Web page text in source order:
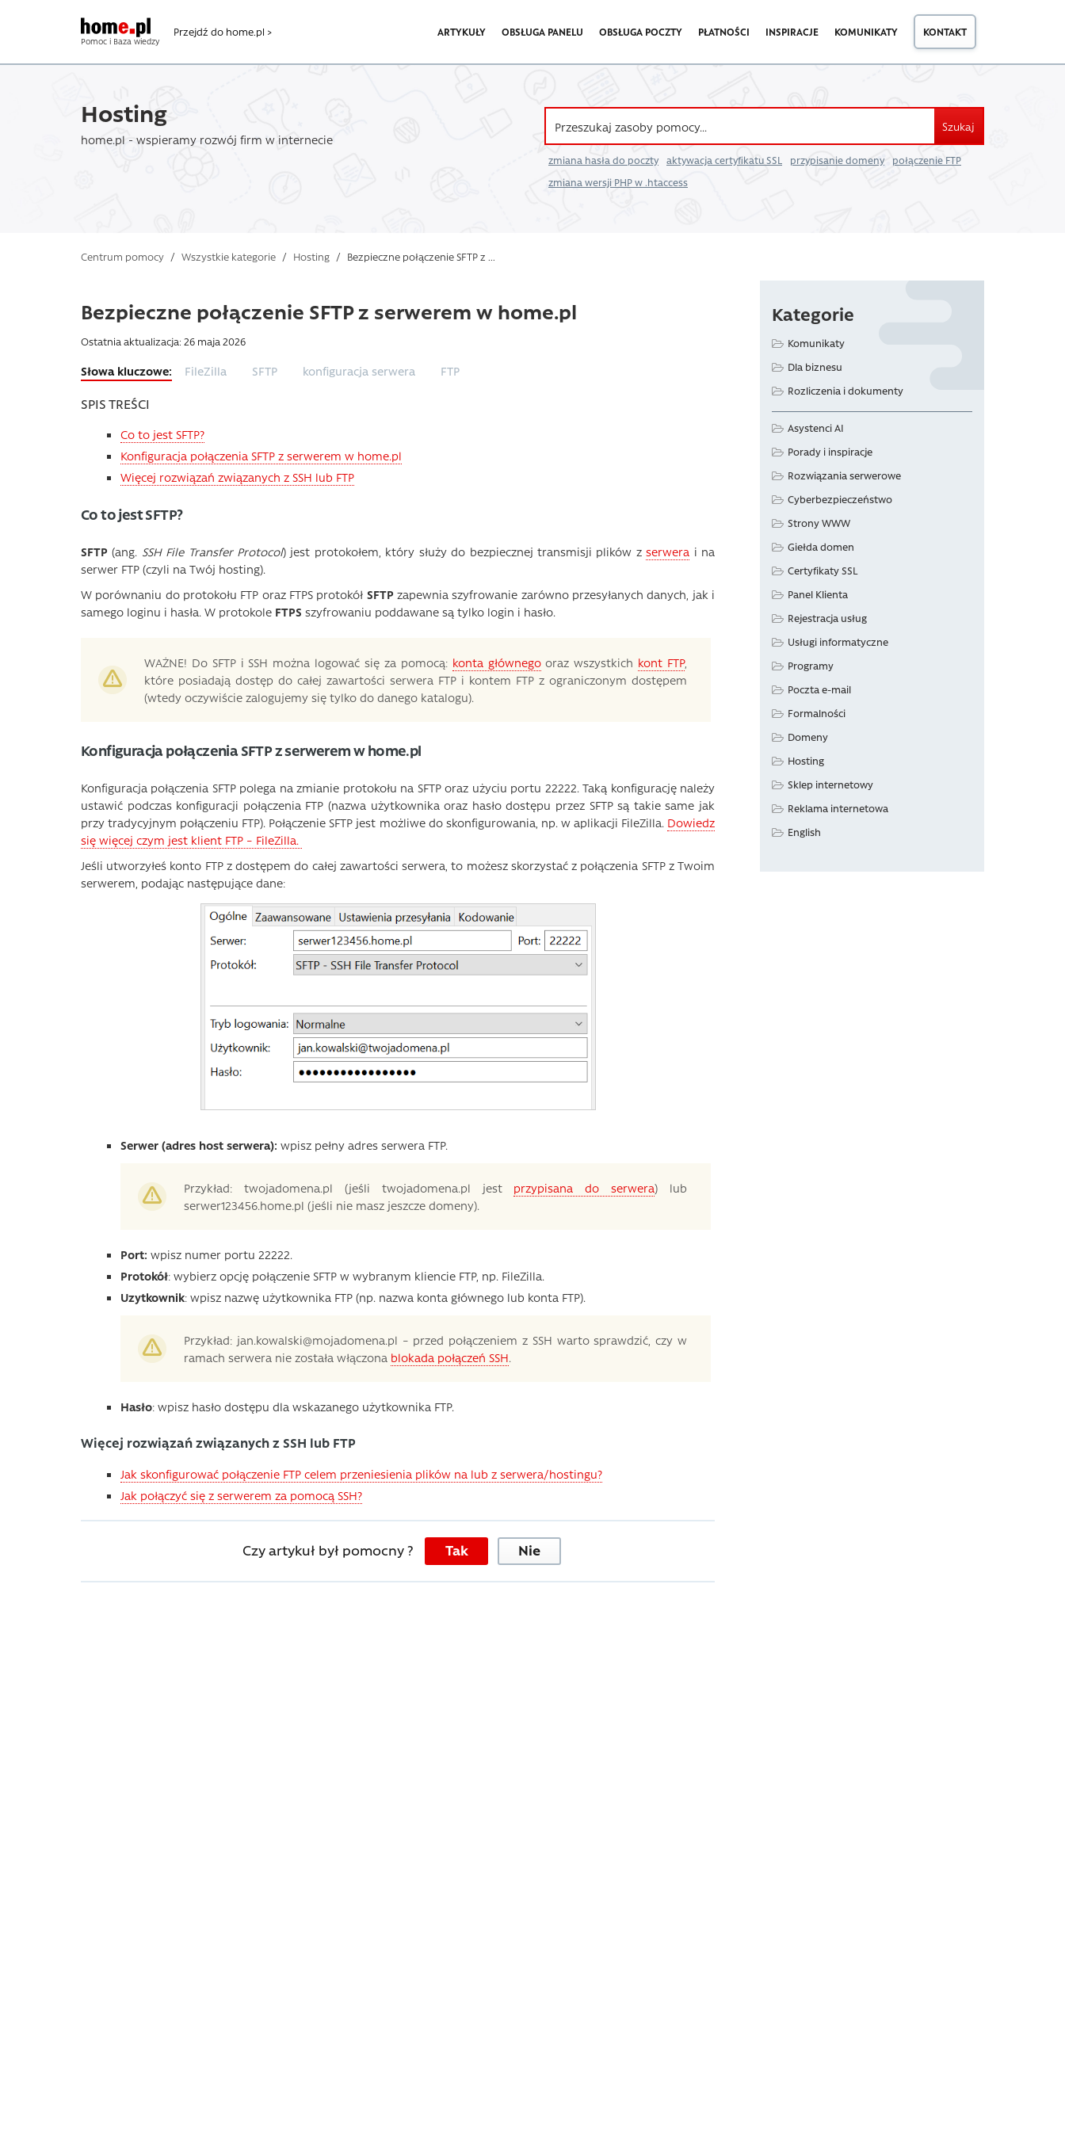
Pomoc i Baza wiedzy
Przejdź do home.pl > ARTYKUŁY OBSŁUGA PANELU OBSŁUGA POCZTY PŁATNOŚCI INSPIRACJE KOMUNIKATY KONTAKT
Hosting
home.pl - wspieramy rozwój firm w internecie
Szukaj
zmiana hasła do poczty aktywacja certyfikatu SSL przypisanie domeny
połączenie FTP
zmiana wersji PHP w .htaccess
Centrum pomocy / Wszystkie kategorie / Hosting / Bezpieczne połączenie SFTP z ...
Bezpieczne połączenie SFTP z serwerem w home.pl
Ostatnia aktualizacja: 26 maja 2026
FileZilla SFTP konfiguracja serwera FTP
SPIS TREŚCI
Co to jest SFTP?
Konfiguracja połączenia SFTP z serwerem w home.pl
Więcej rozwiązań związanych z SSH lub FTP
Co to jest SFTP?
SFTP (ang. SSH File Transfer Protocol) jest protokołem, który służy do bezpiecznej transmisji plików zserwera i na
serwer FTP (czyli na Twój hosting).
W porównaniu do protokołu FTP oraz FTPS protokół SFTP zapewnia szyfrowanie zarówno przesyłanych danych, jak i
samego loginu i hasła. W protokole FTPS szyfrowaniu poddawane są tylko login i hasło.
WAŻNE! Do SFTP i SSH można logować się za pomocą: konta głównegooraz wszystkich kont FTP,
które posiadają dostęp do całej zawartości serwera FTP i kontem FTP z ograniczonym dostępem
(wtedy oczywiście zalogujemy się tylko do danego katalogu).
Konfiguracja połączenia SFTP z serwerem w home.pl
Konfiguracja połączenia SFTP polega na zmianie protokołu na SFTP oraz użyciu portu 22222. Taką konfigurację należy
ustawić podczas konfiguracji połączenia FTP (nazwa użytkownika oraz hasło dostępu przez SFTP są takie same jak
przy tradycyjnym połączeniu FTP). Połączenie SFTP jest możliwe do skonfigurowania, np. w aplikacji FileZilla. Dowiedz
się więcej czym jest klient FTP – FileZilla.
Jeśli utworzyłeś konto FTP z dostępem do całej zawartości serwera, to możesz skorzystać z połączenia SFTP z Twoim
serwerem, podając następujące dane:
Serwer (adres host serwera): wpisz pełny adres serwera FTP.
Przykład: twojadomena.pl (jeśli twojadomena.pl jest przypisana do serwera) lub
serwer123456.home.pl (jeśli nie masz jeszcze domeny).
Port: wpisz numer portu 22222.
Protokół: wybierz opcję połączenie SFTP w wybranym kliencie FTP, np. FileZilla.
Uzytkownik: wpisz nazwę użytkownika FTP (np. nazwa konta głównego lub konta FTP).
Przykład: jan.kowalski@mojadomena.pl – przed połączeniem z SSH warto sprawdzić, czy w
ramach serwera nie została włączona blokada połączeń SSH.
Hasło: wpisz hasło dostępu dla wskazanego użytkownika FTP.
Więcej rozwiązań związanych z SSH lub FTP
Jak skonfigurować połączenie FTP celem przeniesienia plików na lub z serwera/hostingu?
Jak połączyć się z serwerem za pomocą SSH?
Czy artykuł był pomocny ? Tak Nie
Kategorie
Komunikaty
Dla biznesu
Rozliczenia i dokumenty
Asystenci AI
Porady i inspiracje
Rozwiązania serwerowe
Cyberbezpieczeństwo
Strony WWW
Giełda domen
Certyfikaty SSL
Panel Klienta
Rejestracja usług
Usługi informatyczne
Programy
Poczta e-mail
Formalności
Domeny
Hosting
Sklep internetowy
Reklama internetowa
English